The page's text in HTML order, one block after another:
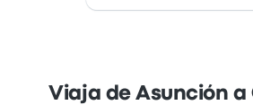
Viaja de Asunción a